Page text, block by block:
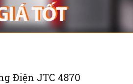
Điện JTC 4870